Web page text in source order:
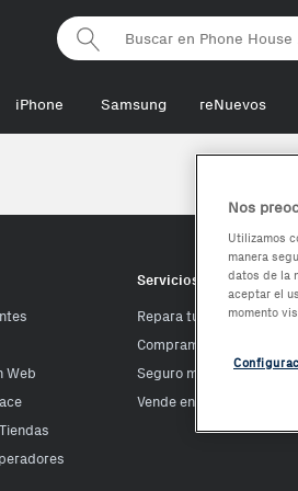
Phonehouse
iPhone Samsung reNuevos
Web
Servicios Phone House
Repara tu móvil
Compramos tu móvil
Seguro móvil
Vende en Phone House
Nos
Utilizamos
manera
datos de la
aceptar el
momento